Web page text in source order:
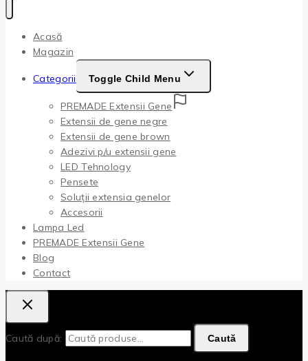
Acasă
Magazin
Categorii Toggle Child Menu
PREMADE Extensii Gene
Extensii de gene negre
Extensii de gene brown
Adezivi p/u extensii gene
LED Tehnology
Pensete
Soluții extensia genelor
Accesorii
Lampa Led
PREMADE Extensii Gene
Blog
Contact
Caută după: Caută